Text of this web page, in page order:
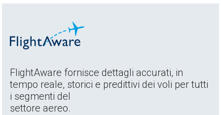
FlightAware fornisce dettagli accurati, in
tempo reale, storici e predittivi dei voli per tutti
i segmenti del
settore aereo.